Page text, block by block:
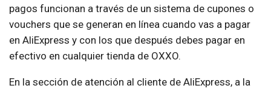
pagos funcionan a través de un sistema de cupones o
vouchers que se generan en línea cuando vas a pagar
en AliExpress y con los que después debes pagar en
efectivo en cualquier tienda de OXXO.
En la sección de atención al cliente de AliExpress, a la